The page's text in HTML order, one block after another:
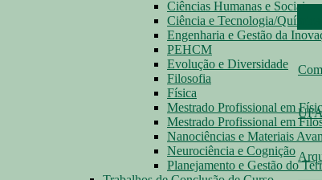
Ciências Humanas e Sociais
Ciência e Tecnologia/Química
Engenharia e Gestão da
PEHCM
Evolução e Diversidade
Filosofia
Física
Mestrado Profissional em
Mestrado Profissional em
Nanociências e Materiais
Neurociência e Cognição
Planejamento e Gestão do